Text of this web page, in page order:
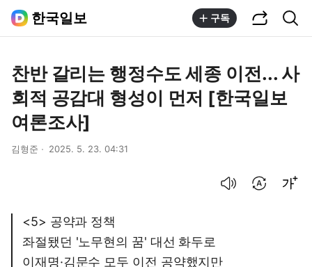
한국일보 구독
찬반 갈리는 행정수도 세종 이전... 사
회적 공감대 형성이 먼저 [한국일보
여론조사]
김형준 2025. 5. 23. 04:31
<5> 공약과 정책
좌절됐던 '노무현의 꿈' 대선 화두로
이재명·김문수 모두 이전 공약했지만